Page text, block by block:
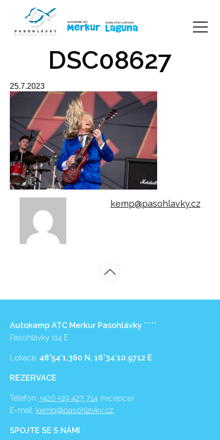
DSC08627
25.7.2023
kemp@pasohlavky.cz
Autokemp ATC Merkur Pasohlávky *****
Pasohlávky 114 E
Lokace: 48°54’1.360 N, 16°34’10.9712 E
REZERVACE
Telefon: +420 519 427 714 (recepce)
E-mail: kemp@pasohlavky.cz
SPOJTE SE S NÁMI